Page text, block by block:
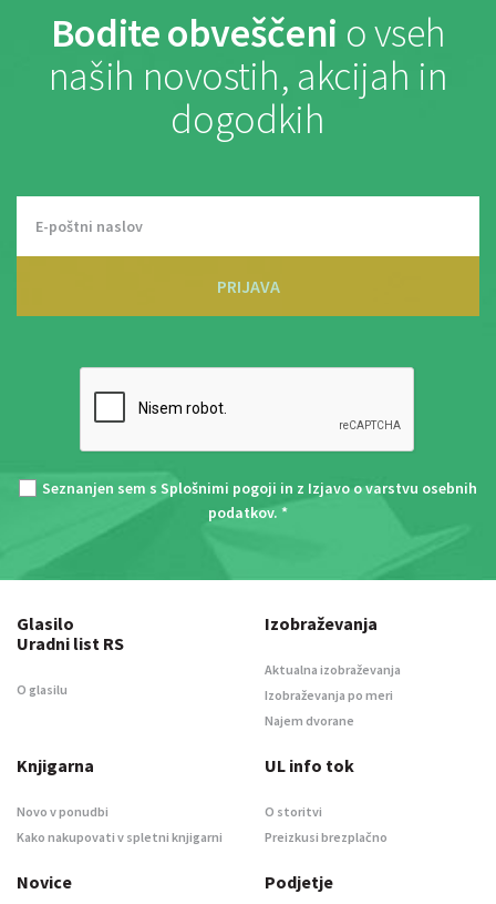
Bodite obveščeni o vseh
naših novostih, akcijah in
dogodkih
PRIJAVA
Seznanjen sem s Splošnimi pogoji in z Izjavo o varstvu osebnih
podatkov. *
Glasilo
Uradni list RS
O glasilu
Izobraževanja
Aktualna izobraževanja
Izobraževanja po meri
Najem dvorane
Knjigarna
Novo v ponudbi
Kako nakupovati v spletni knjigarni
UL info tok
O storitvi
Preizkusi brezplačno
Novice Podjetje